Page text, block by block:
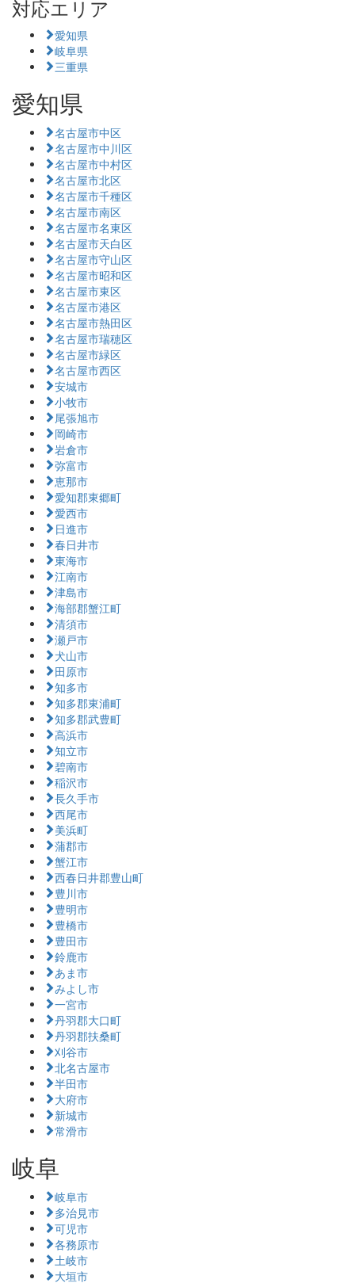
対応エリア
愛知県
岐阜県
三重県
愛知県
名古屋市中区
名古屋市中川区
名古屋市中村区
名古屋市北区
名古屋市千種区
名古屋市南区
名古屋市名東区
名古屋市天白区
名古屋市守山区
名古屋市昭和区
名古屋市東区
名古屋市港区
名古屋市熱田区
名古屋市瑞穂区
名古屋市緑区
名古屋市西区
安城市
小牧市
尾張旭市
岡崎市
岩倉市
弥富市
恵那市
愛知郡東郷町
愛西市
日進市
春日井市
東海市
江南市
津島市
海部郡蟹江町
清須市
瀬戸市
犬山市
田原市
知多市
知多郡東浦町
知多郡武豊町
高浜市
知立市
碧南市
稲沢市
長久手市
西尾市
美浜町
蒲郡市
蟹江市
西春日井郡豊山町
豊川市
豊明市
豊橋市
豊田市
鈴鹿市
あま市
みよし市
一宮市
丹羽郡大口町
丹羽郡扶桑町
刈谷市
北名古屋市
半田市
大府市
新城市
常滑市
岐阜
岐阜市
多治見市
可児市
各務原市
土岐市
大垣市